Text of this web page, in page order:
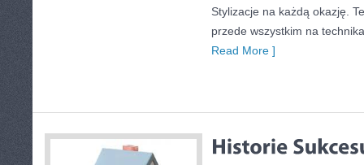
Stylizacje na każdą okazję.
przede wszystkim na
Read More ]